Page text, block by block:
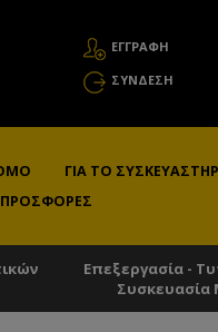
ΕΓΓΡΑΦΗ
ΣΎΝΔΕΣΗ
ΓΙΑ ΤΟ
ΠΡΟΣΦΟΡΈΣ
Επεξεργασία -
Συσκευασία